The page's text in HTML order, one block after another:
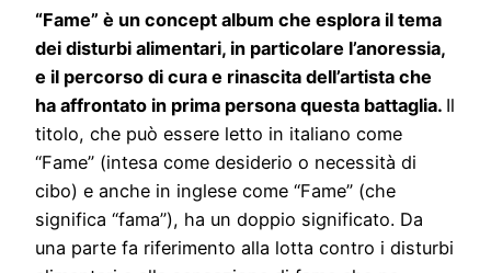
“Fame” è un concept album che esplora il tema
dei disturbi alimentari, in particolare l’anoressia,
e il percorso di cura e rinascita dell’artista che
ha affrontato in prima persona questa battaglia. Il
titolo, che può essere letto in italiano come
“Fame” (intesa come desiderio o necessità di
cibo) e anche in inglese come “Fame” (che
significa “fama”), ha un doppio significato. Da
una parte fa riferimento alla lotta contro i disturbi